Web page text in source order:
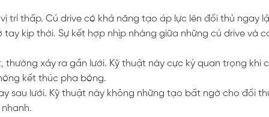
trí thấp. Cú drive có khả năng tạo áp lực lên đối thủ ngay
kịp thời. Sự kết hợp nhịp nhàng giữa những cú drive và
xảy ra gần lưới. Kỹ thuật này cực kỳ quan trọng khi
kết thúc pha bóng.
sau lưới. Kỹ thuật này không những tạo bất ngờ cho đối